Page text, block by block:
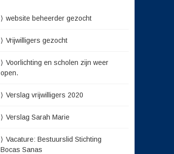
website beheerder gezocht
Vrijwilligers gezocht
Voorlichting en scholen zijn weer
open.
Verslag vrijwilligers 2020
Verslag Sarah Marie
Vacature: Bestuurslid Stichting
Bocas Sanas